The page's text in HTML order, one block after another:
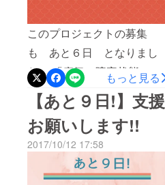
らわれていた方がいらっ
しゃれば、ぜひ、この機会
に支援を考えていただけれ
ばと存じます。
ることをまずは行えばいい
のだと。 そして、同じよう
に考えている人を巻き込ん
でいけば、自然と大きな支
援ができるのではないか
と。 ただ、個人の限界はす
ぐに来ました。 「信用」で
す。 個人の「信用」ほどあ
てに、あらないものはない
と。 とくに、金銭がからむ
このプロジェクトの募集
も あと６日 となりまし
た。 「病気・障害状態に
なった際の収入保障ができ
る仕組み」に対し、質問を
いただいています。 Q1.病
気・障害状態になった者に
対し、寄付するということ?
もっと見る
【あと９日!】支援
お願いします!!
2017/10/12 17:58